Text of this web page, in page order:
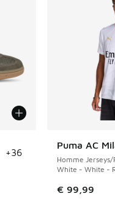
+36
Puma AC
Homme Jerseys/
White - White -
€ 99,99
NOUVEAU